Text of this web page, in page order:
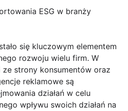
ESG w branży
się kluczowym elementem
rozwoju wielu firm. W
strony konsumentów oraz
reklamowe są
działań w celu
wpływu swoich działań na